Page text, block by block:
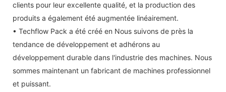
clients pour leur excellente qualité, et la production des
produits a également été augmentée linéairement.
• Techflow Pack a été créé en Nous suivons de près la
tendance de développement et adhérons au
développement durable dans l'industrie des machines. Nous
sommes maintenant un fabricant de machines professionnel
et puissant.